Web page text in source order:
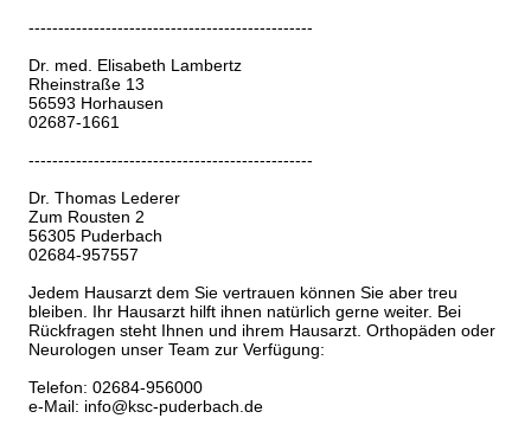
------------------------------------------------
Dr. med. Elisabeth Lambertz
Rheinstraße 13
56593 Horhausen
02687-1661
------------------------------------------------
Dr. Thomas Lederer
Zum Rousten 2
56305 Puderbach
02684-957557
Jedem Hausarzt dem Sie vertrauen können Sie aber treu
bleiben. Ihr Hausarzt hilft ihnen natürlich gerne weiter. Bei
Rückfragen steht Ihnen und ihrem Hausarzt. Orthopäden oder
Neurologen unser Team zur Verfügung:
Telefon: 02684-956000
e-Mail: info@ksc-puderbach.de